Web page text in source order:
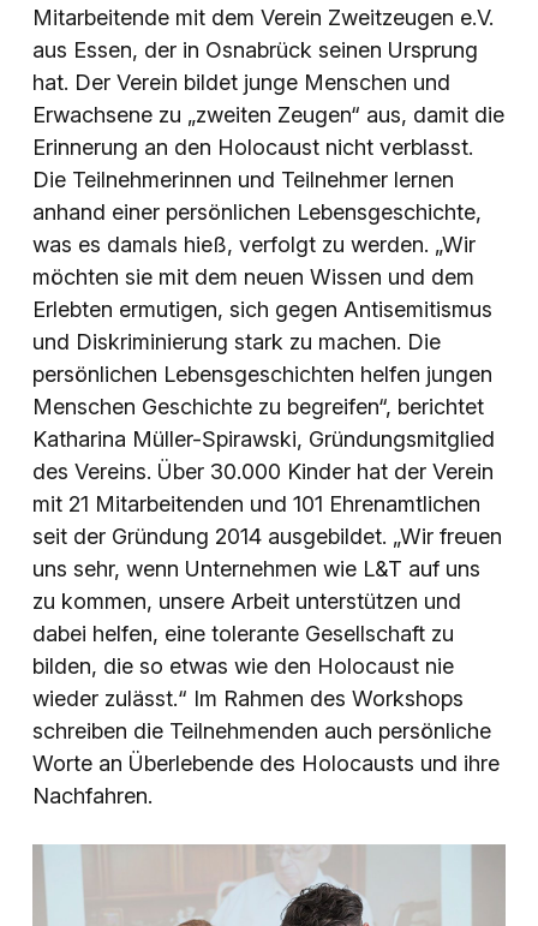
Mitarbeitende mit dem Verein Zweitzeugen e.V.
aus Essen, der in Osnabrück seinen Ursprung
hat. Der Verein bildet junge Menschen und
Erwachsene zu „zweiten Zeugen“ aus, damit die
Erinnerung an den Holocaust nicht verblasst.
Die Teilnehmerinnen und Teilnehmer lernen
anhand einer persönlichen Lebensgeschichte,
was es damals hieß, verfolgt zu werden. „Wir
möchten sie mit dem neuen Wissen und dem
Erlebten ermutigen, sich gegen Antisemitismus
und Diskriminierung stark zu machen. Die
persönlichen Lebensgeschichten helfen jungen
Menschen Geschichte zu begreifen“, berichtet
Katharina Müller-Spirawski, Gründungsmitglied
des Vereins. Über 30.000 Kinder hat der Verein
mit 21 Mitarbeitenden und 101 Ehrenamtlichen
seit der Gründung 2014 ausgebildet. „Wir freuen
uns sehr, wenn Unternehmen wie L&T auf uns
zu kommen, unsere Arbeit unterstützen und
dabei helfen, eine tolerante Gesellschaft zu
bilden, die so etwas wie den Holocaust nie
wieder zulässt.“ Im Rahmen des Workshops
schreiben die Teilnehmenden auch persönliche
Worte an Überlebende des Holocausts und ihre
Nachfahren.